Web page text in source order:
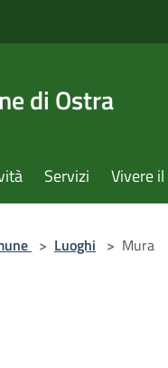
di Ostra
Servizi Vivere
> Luoghi > Mura